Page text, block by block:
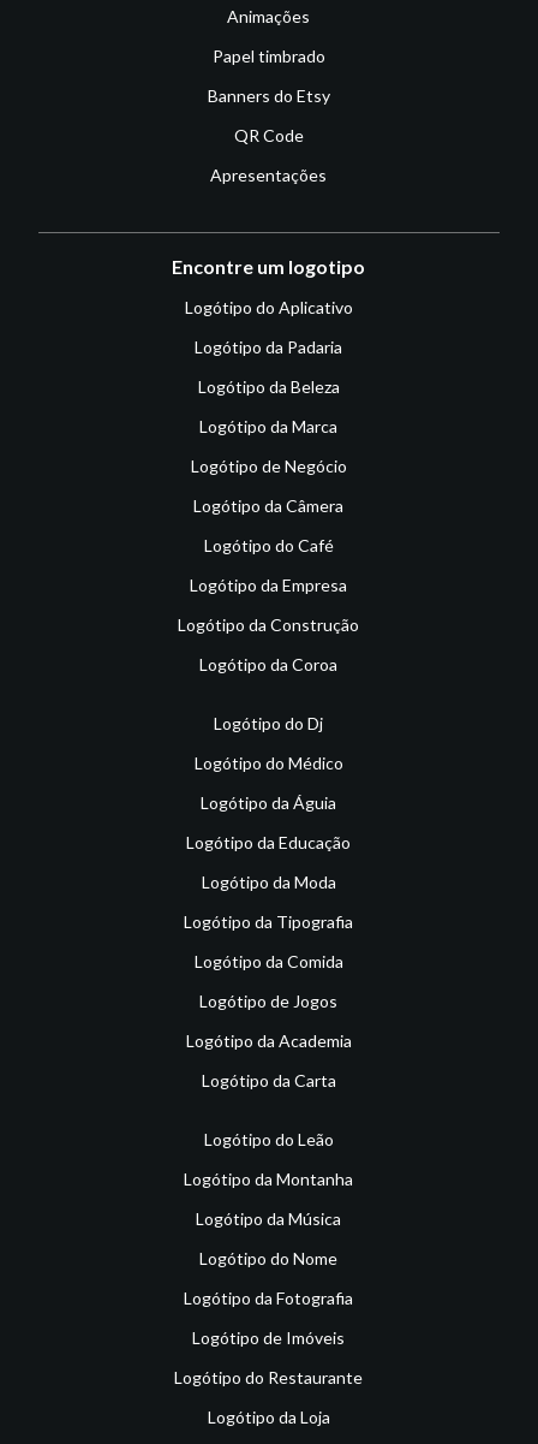
Animações
Papel timbrado
Banners do Etsy
QR Code
Apresentações
Encontre um logotipo
Logótipo do Aplicativo
Logótipo da Padaria
Logótipo da Beleza
Logótipo da Marca
Logótipo de Negócio
Logótipo da Câmera
Logótipo do Café
Logótipo da Empresa
Logótipo da Construção
Logótipo da Coroa
Logótipo do Dj
Logótipo do Médico
Logótipo da Águia
Logótipo da Educação
Logótipo da Moda
Logótipo da Tipografia
Logótipo da Comida
Logótipo de Jogos
Logótipo da Academia
Logótipo da Carta
Logótipo do Leão
Logótipo da Montanha
Logótipo da Música
Logótipo do Nome
Logótipo da Fotografia
Logótipo de Imóveis
Logótipo do Restaurante
Logótipo da Loja